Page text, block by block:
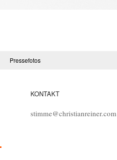
Pressefotos
KONTAKT
stimme@christianreiner.com